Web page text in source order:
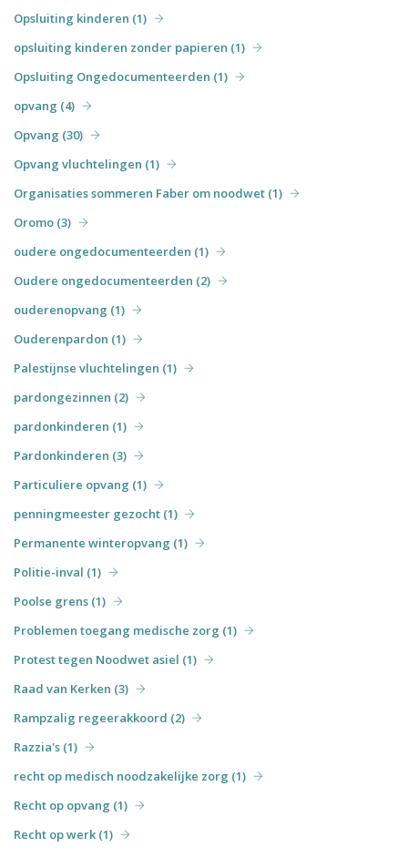
Opsluiting kinderen (1)
opsluiting kinderen zonder papieren (1)
Opsluiting Ongedocumenteerden (1)
opvang (4)
Opvang (30)
Opvang vluchtelingen (1)
Organisaties sommeren Faber om noodwet (1)
Oromo (3)
oudere ongedocumenteerden (1)
Oudere ongedocumenteerden (2)
ouderenopvang (1)
Ouderenpardon (1)
Palestijnse vluchtelingen (1)
pardongezinnen (2)
pardonkinderen (1)
Pardonkinderen (3)
Particuliere opvang (1)
penningmeester gezocht (1)
Permanente winteropvang (1)
Politie-inval (1)
Poolse grens (1)
Problemen toegang medische zorg (1)
Protest tegen Noodwet asiel (1)
Raad van Kerken (3)
Rampzalig regeerakkoord (2)
Razzia's (1)
recht op medisch noodzakelijke zorg (1)
Recht op opvang (1)
Recht op werk (1)